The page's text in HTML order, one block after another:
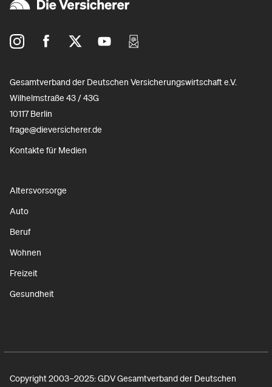
Gesamtverband der Deutschen Versicherungswirtschaft e.V.
Wilhelmstraße 43 / 43G
10117 Berlin
frage@dieversicherer.de
Kontakte für Medien
Altersvorsorge
Auto
Beruf
Wohnen
Freizeit
Gesundheit
Copyright 2003–2025: GDV Gesamtverband der Deutschen